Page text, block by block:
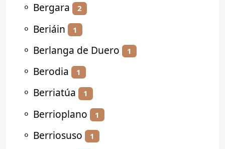
⚬ Bergara 2
⚬ Beriáin 1
⚬ Berlanga de Duero 1
⚬ Berodia 1
⚬ Berriatúa 1
⚬ Berrioplano 1
⚬ Berriosuso 1